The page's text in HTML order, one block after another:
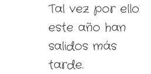
Tal vez por ello
este año han
salidos más
tarde.